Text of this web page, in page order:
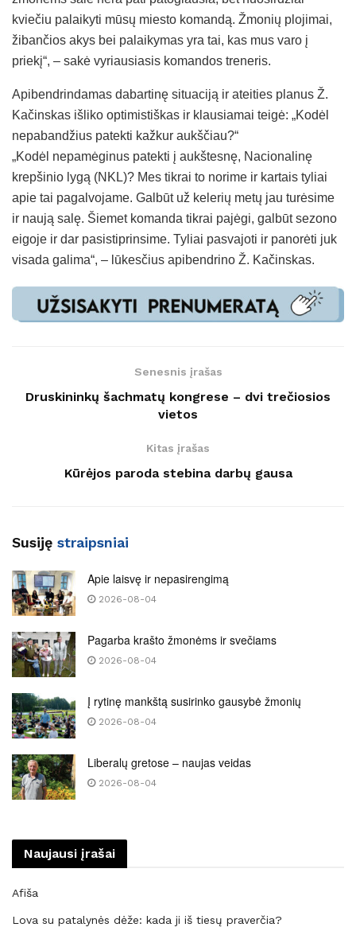
kviečiu palaikyti mūsų miesto komandą. Žmonių plojimai,
žibančios akys bei palaikymas yra tai, kas mus varo į
priekį“, – sakė vyriausiasis komandos treneris.
Apibendrindamas dabartinę situaciją ir ateities planus Ž.
Kačinskas išliko optimistiškas ir klausiamai teigė: „Kodėl
nepabandžius patekti kažkur aukščiau?“
„Kodėl nepamėginus patekti į aukštesnę, Nacionalinę
krepšinio lygą (NKL)? Mes tikrai to norime ir kartais tyliai
apie tai pagalvojame. Galbūt už kelerių metų jau turėsime
ir naują salę. Šiemet komanda tikrai pajėgi, galbūt sezono
eigoje ir dar pasistiprinsime. Tyliai pasvajoti ir panorėti juk
visada galima“, – lūkesčius apibendrino Ž. Kačinskas.
Senesnis įrašas
Druskininkų šachmatų kongrese – dvi trečiosios
vietos
Kitas įrašas
Kūrėjos paroda stebina darbų gausa
Susiję straipsniai
Apie laisvę ir nepasirengimą
2026-08-04
Pagarba krašto žmonėms ir svečiams
2026-08-04
Į rytinę mankštą susirinko gausybė žmonių
2026-08-04
Liberalų gretose – naujas veidas
2026-08-04
Naujausi įrašai
Afiša
Lova su patalynės dėže: kada ji iš tiesų praverčia?